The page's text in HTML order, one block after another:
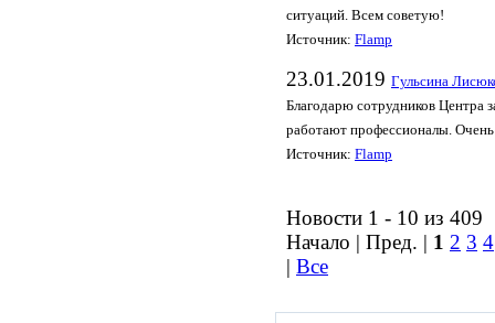
ситуаций. Всем советую!
Источник: Flamp
23.01.2019 Гульсина
Благодарю сотрудников Центра
работают профессионалы.
Источник: Flamp
Новости 1 - 10 из 409
Начало | Пред. | 1 2 3 4
| Все